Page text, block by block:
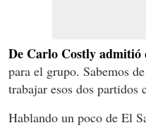
De Carlo Costly admitió
para el grupo. Sabemos
trabajar esos dos partidos
Hablando un poco de El